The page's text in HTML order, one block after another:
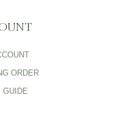
ORDER
GUIDE